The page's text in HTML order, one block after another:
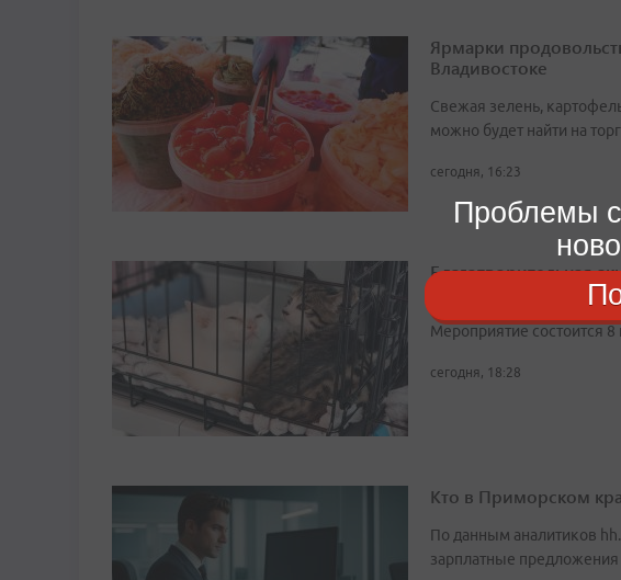
Ярмарки
Владивостоке
Свежая зелень,
можно будет найти на
сегодня, 16:23
Благотворительная
Мероприятие состоится 8
сегодня, 18:28
Кто в Приморском
По данным аналитиков
зарплатные
Проблемы